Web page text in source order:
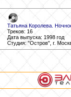
Татьяна Королева.
Треков: 16
Дата выпуска: 1998 год
Студия: "Остров", г.